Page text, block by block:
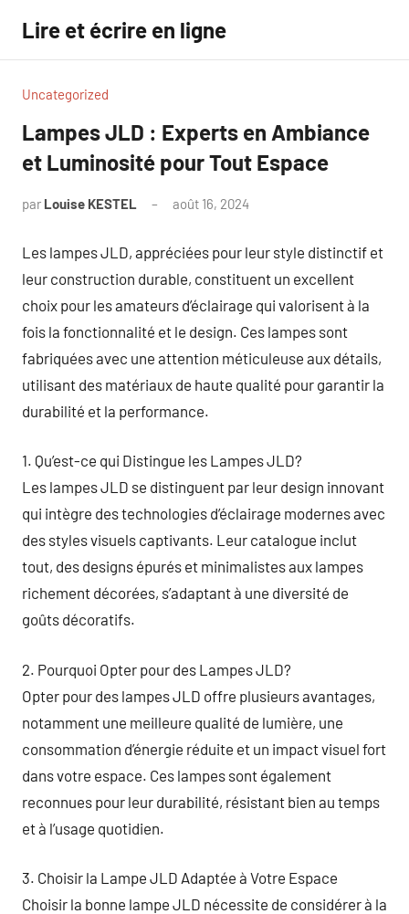
contenu
Lire et écrire en ligne
Uncategorized
Lampes JLD : Experts en Ambiance
et Luminosité pour Tout Espace
par Louise KESTEL août 16, 2024
Les lampes JLD, appréciées pour leur style distinctif et
leur construction durable, constituent un excellent
choix pour les amateurs d’éclairage qui valorisent à la
fois la fonctionnalité et le design. Ces lampes sont
fabriquées avec une attention méticuleuse aux détails,
utilisant des matériaux de haute qualité pour garantir la
durabilité et la performance.
1. Qu’est-ce qui Distingue les Lampes JLD?
Les lampes JLD se distinguent par leur design innovant
qui intègre des technologies d’éclairage modernes avec
des styles visuels captivants. Leur catalogue inclut
tout, des designs épurés et minimalistes aux lampes
richement décorées, s’adaptant à une diversité de
goûts décoratifs.
2. Pourquoi Opter pour des Lampes JLD?
Opter pour des lampes JLD offre plusieurs avantages,
notamment une meilleure qualité de lumière, une
consommation d’énergie réduite et un impact visuel fort
dans votre espace. Ces lampes sont également
reconnues pour leur durabilité, résistant bien au temps
et à l’usage quotidien.
3. Choisir la Lampe JLD Adaptée à Votre Espace
Choisir la bonne lampe JLD nécessite de considérer à la